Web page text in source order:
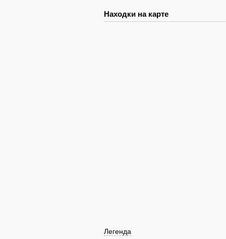
Находки на карте
Легенда